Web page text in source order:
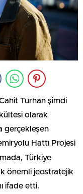
Turhan şimdi
olarak
gerçekleşen
Hattı Projesi
Türkiye
önemli jeostratejik
ifade etti.